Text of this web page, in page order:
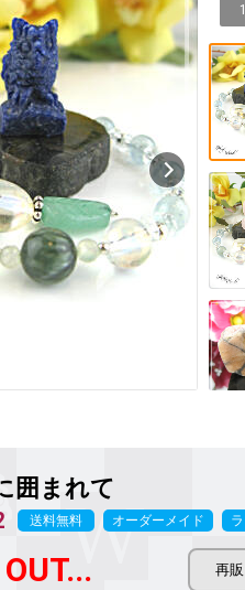
囲まれて
送料無料 オーダーメイド